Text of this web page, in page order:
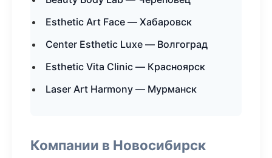
Esthetic Art Face — Хабаровск
Center Esthetic Luxe — Волгоград
Esthetic Vita Clinic — Красноярск
Laser Art Harmony — Мурманск
Компании в Новосибирск